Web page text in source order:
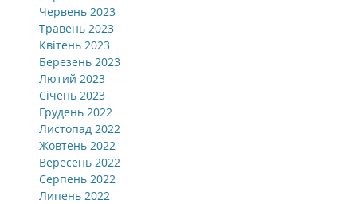
Червень 2023
Травень 2023
Квітень 2023
Березень 2023
Лютий 2023
Січень 2023
Грудень 2022
Листопад 2022
Жовтень 2022
Вересень 2022
Серпень 2022
Липень 2022